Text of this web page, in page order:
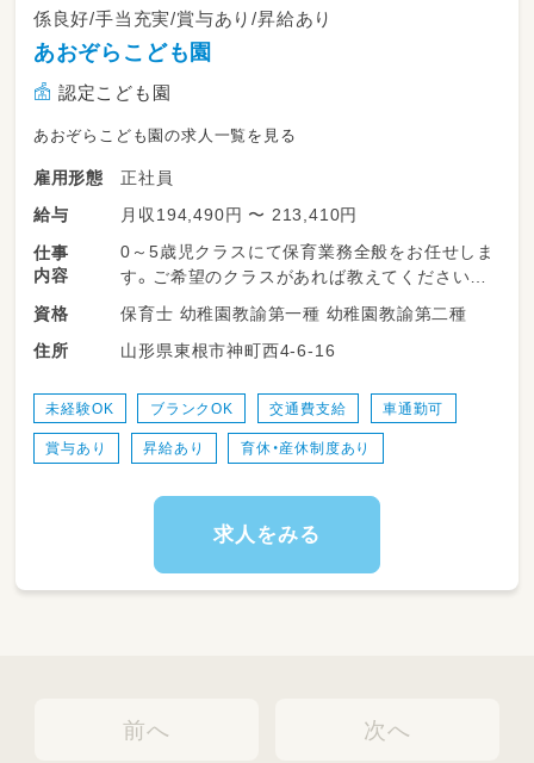
係良好/手当充実/賞与あり/昇給あり
あおぞらこども園
認定こども園
あおぞらこども園の求人一覧を見る
雇用形態
正社員
給与
月収194,490円 〜 213,410円
仕事
内容
0～5歳児クラスにて保育業務全般をお任せしま
す。ご希望のクラスがあれば教えてください。
＊～～～～～～～～～～～～～～～～～～＊
※あなたの経験やご希望を考慮して担当クラス
・最初は複数担任制で
他の職員と一緒に勤務なので安心です
・オムツ交換やトイレトレーニングや食事介助
連絡帳等の簡単な書き物もお願いします。
・当園では「おぼこ先生」を通して食の関心を広
（園児自身がおぼこ（子ども）先生となって
資格
保育士 幼稚園教諭第一種 幼稚園教諭第二種
住所
山形県東根市神町西4-6-16
未経験OK ブランクOK 交通費支給 車通勤可
賞与あり 昇給あり 育休・産休制度あり
求人をみる
前へ 次へ